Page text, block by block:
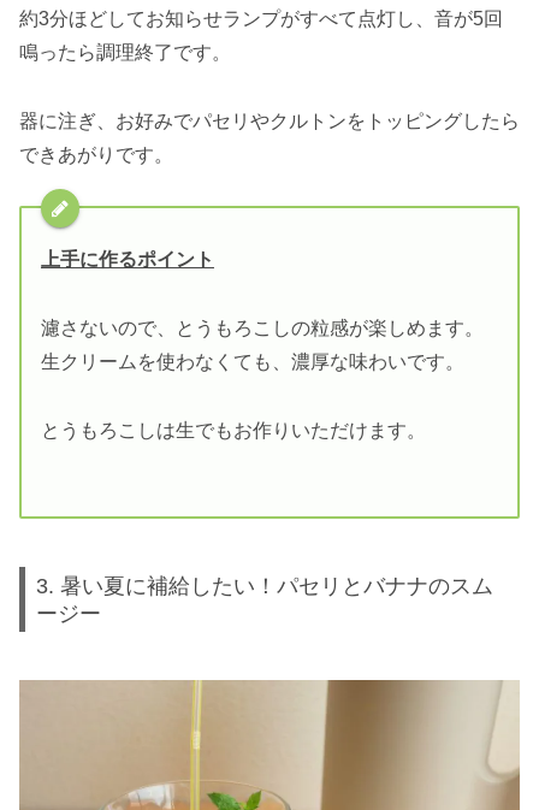
約3分ほどしてお知らせランプがすべて点灯し、音が5回
鳴ったら調理終了です。
器に注ぎ、お好みでパセリやクルトンをトッピングしたら
できあがりです。
上手に作るポイント
濾さないので、とうもろこしの粒感が楽しめます。
生クリームを使わなくても、濃厚な味わいです。
とうもろこしは生でもお作りいただけます。
3. 暑い夏に補給したい！パセリとバナナのスム
ージー